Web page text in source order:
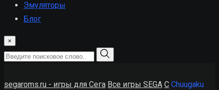
Эмуляторы
Блог
×
segaroms.ru - игры для Сега Все игры SEGA C Chuugaku